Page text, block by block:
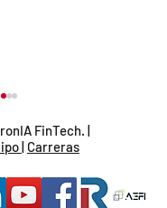
FinTech. |
| Carreras